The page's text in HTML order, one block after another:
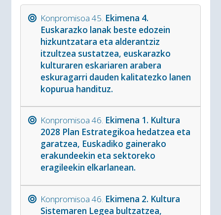
Konpromisoa 45. Ekimena 4.
Euskarazko lanak beste edozein
hizkuntzatara eta alderantziz
itzultzea sustatzea, euskarazko
kulturaren eskariaren arabera
eskuragarri dauden kalitatezko lanen
kopurua handituz.
Konpromisoa 46. Ekimena 1. Kultura
2028 Plan Estrategikoa hedatzea eta
garatzea, Euskadiko gainerako
erakundeekin eta sektoreko
eragileekin elkarlanean.
Konpromisoa 46. Ekimena 2. Kultura
Sistemaren Legea bultzatzea,